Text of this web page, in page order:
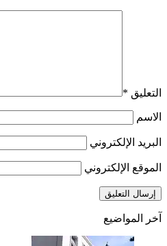
التعليق *
الاسم
البريد الإلكتروني
الموقع الإلكتروني
آخر المواضيع